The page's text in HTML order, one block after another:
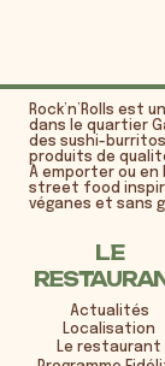
Rock’n’Rolls est
dans le quartier
des sushi-
produits de
À emporter ou en
street food
véganes et sans
LE
Actualités
Localisation
Le restaurant